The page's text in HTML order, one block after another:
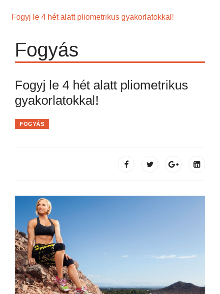
Fogyj le 4 hét alatt pliometrikus gyakorlatokkal!
Fogyás
Fogyj le 4 hét alatt pliometrikus
gyakorlatokkal!
FOGYÁS